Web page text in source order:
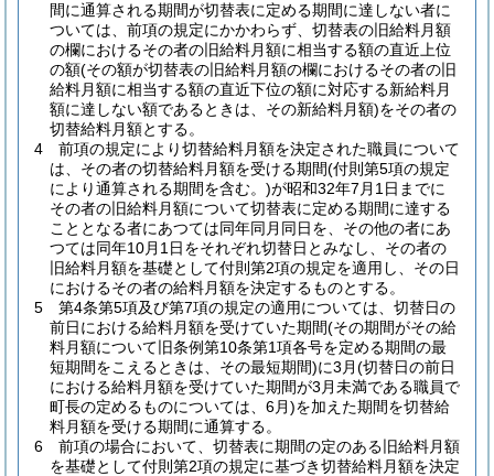
間に通算される期間が切替表に定める期間に達しない者に
ついては、前項の規定にかかわらず、切替表の旧給料月額
の欄におけるその者の旧給料月額に相当する額の直近上位
の額(その額が切替表の旧給料月額の欄におけるその者の旧
給料月額に相当する額の直近下位の額に対応する新給料月
額に達しない額であるときは、その新給料月額)をその者の
切替給料月額とする。
4
前項の規定により切替給料月額を決定された職員について
は、その者の切替給料月額を受ける期間(付則第5項の規定
により通算される期間を含む。)が昭和32年7月1日までに
その者の旧給料月額について切替表に定める期間に達する
こととなる者にあつては同年同月同日を、その他の者にあ
つては同年10月1日をそれぞれ切替日とみなし、その者の
旧給料月額を基礎として付則第2項の規定を適用し、その日
におけるその者の給料月額を決定するものとする。
5
第4条第5項及び第7項の規定の適用については、切替日の
前日における給料月額を受けていた期間(その期間がその給
料月額について旧条例第10条第1項各号を定める期間の最
短期間をこえるときは、その最短期間)に3月(切替日の前日
における給料月額を受けていた期間が3月未満である職員で
町長の定めるものについては、6月)を加えた期間を切替給
料月額を受ける期間に通算する。
6
前項の場合において、切替表に期間の定のある旧給料月額
を基礎として付則第2項の規定に基づき切替給料月額を決定